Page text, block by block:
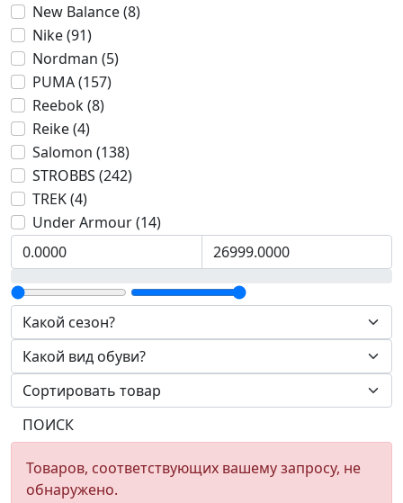
New Balance (8)
Nike (91)
Nordman (5)
PUMA (157)
Reebok (8)
Reike (4)
Salomon (138)
STROBBS (242)
TREK (4)
Under Armour (14)
ПОИСК
Товаров, соответствующих вашему запросу, не
обнаружено.